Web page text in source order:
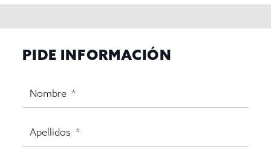
PIDE INFORMACIÓN